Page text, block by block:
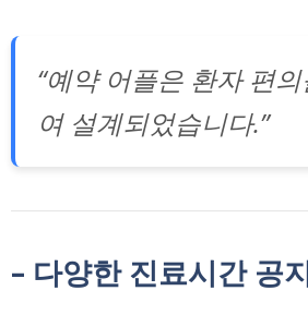
“예약 어플은 환자 편
여 설계되었습니다.”
– 다양한 진료시간 공